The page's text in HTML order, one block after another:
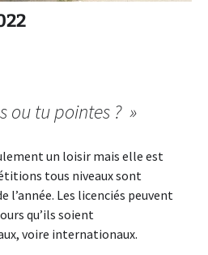
ou tu pointes ? »
un loisir mais elle est
tous niveaux sont
l’année. Les licenciés peuvent
qu’ils soient
voire internationaux.